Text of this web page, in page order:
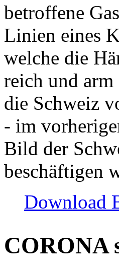
betroffene
Linien eines
welche die
reich und arm
die Schweiz
- im
Bild der
beschäftigen
Download
CORONA